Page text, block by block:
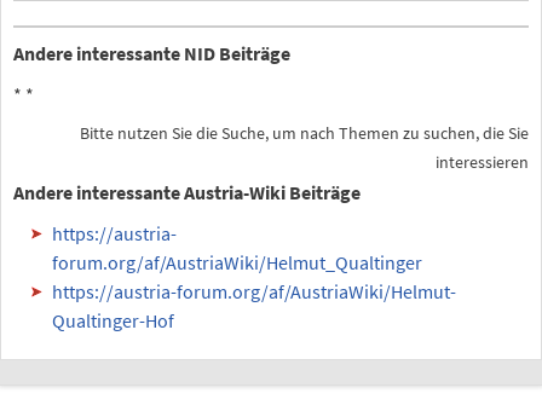
Andere interessante NID Beiträge
* *
Bitte nutzen Sie die Suche, um nach Themen zu suchen, die Sie
interessieren
Andere interessante Austria-Wiki Beiträge
https://austria-
forum.org/af/AustriaWiki/Helmut_Qualtinger
https://austria-forum.org/af/AustriaWiki/Helmut-
Qualtinger-Hof